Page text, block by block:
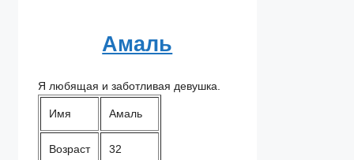
Амаль
Я любящая и заботливая девушка.
Имя Амаль
Возраст 32